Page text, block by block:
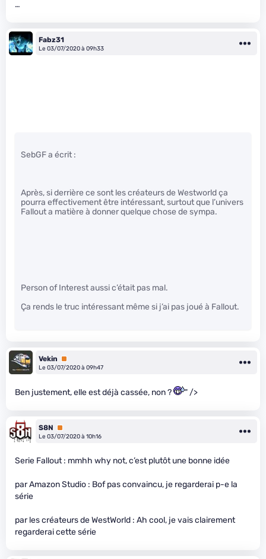
…
Fabz31
Le 03/07/2020 à 09h33
SebGF a écrit :
Après, si derrière ce sont les créateurs de Westworld ça
pourra effectivement être intéressant, surtout que l’univers
Fallout a matière à donner quelque chose de sympa.
Person of Interest aussi c’était pas mal.
Ça rends le truc intéressant même si j’ai pas joué à Fallout.
Vekin
Premium
Le 03/07/2020 à 09h47
Ben justement, elle est déjà cassée, non ? " />
S8N
Premium
Le 03/07/2020 à 10h16
Serie Fallout : mmhh why not, c’est plutôt une bonne idée
par Amazon Studio : Bof pas convaincu, je regarderai p-e la
série
par les créateurs de WestWorld : Ah cool, je vais clairement
regarderai cette série